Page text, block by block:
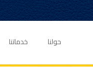
حولنا خدماتنا